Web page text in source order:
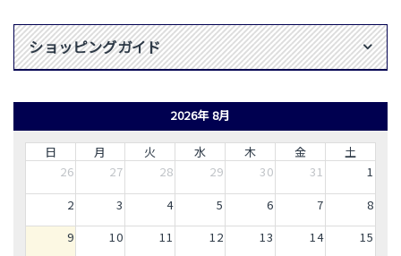
ショッピングガイド
2026年 8月
日 月 火 水 木 金
土
26
27 28 29 30 31
1
2
3 4 5 6 7
8
9
10 11 12 13 14
15